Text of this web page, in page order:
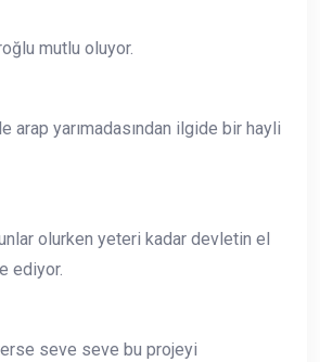
mutlu oluyor.
arap yarımadasından ilgide bir hayli
olurken yeteri kadar devletin el
ediyor.
seve seve bu projeyi